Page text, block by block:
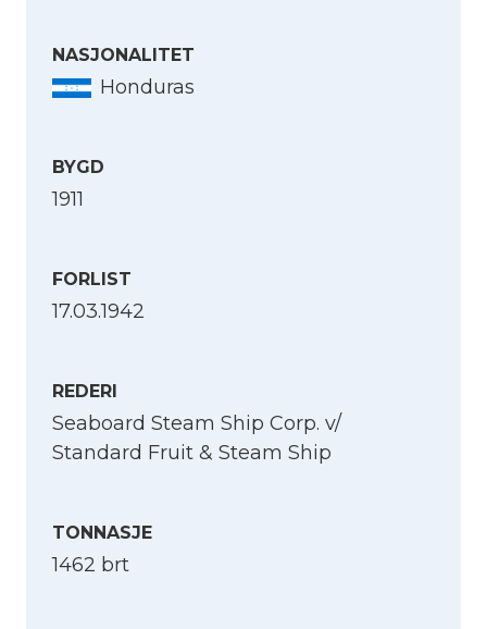
NASJONALITET
Honduras
BYGD
1911
FORLIST
17.03.1942
REDERI
Seaboard Steam Ship Corp. v/
Standard Fruit & Steam Ship
TONNASJE
1462 brt